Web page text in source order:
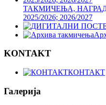
ТАКМИЧЕЊА,
2025/2026; 2026/2027
KONTAKT
КОНТАКТ
Галерија